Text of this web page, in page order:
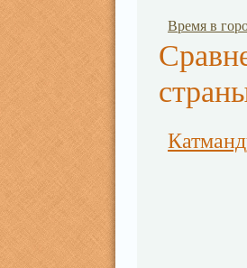
Время в